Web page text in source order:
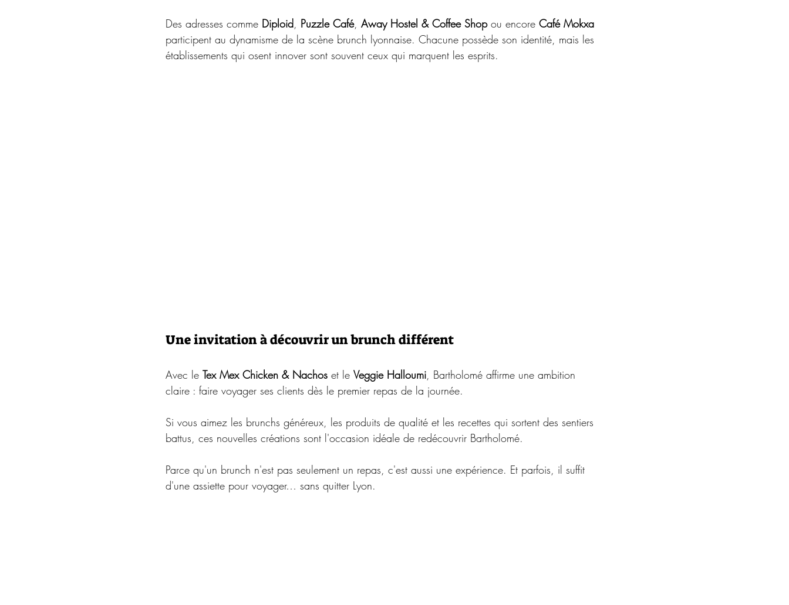
Des adresses comme Diploid, Puzzle Café, Away Hostel & Coffee Shop ou encore Café Mokxa
participent au dynamisme de la scène brunch lyonnaise. Chacune possède son identité, mais les
établissements qui osent innover sont souvent ceux qui marquent les esprits.
Une invitation à découvrir un brunch différent
Avec le Tex Mex Chicken & Nachos et le Veggie Halloumi, Bartholomé affirme une ambition
claire : faire voyager ses clients dès le premier repas de la journée.
Si vous aimez les brunchs généreux, les produits de qualité et les recettes qui sortent des sentiers
battus, ces nouvelles créations sont l'occasion idéale de redécouvrir Bartholomé.
Parce qu'un brunch n'est pas seulement un repas, c'est aussi une expérience. Et parfois, il suffit
d'une assiette pour voyager… sans quitter Lyon.